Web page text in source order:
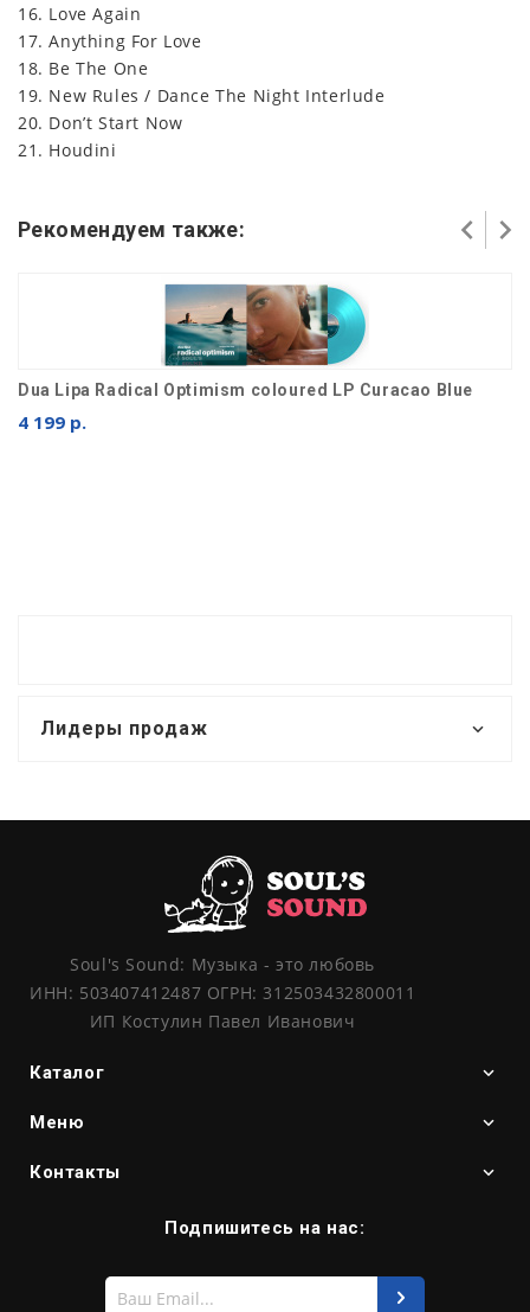
16. Love Again
17. Anything For Love
18. Be The One
19. New Rules / Dance The Night Interlude
20. Don’t Start Now
21. Houdini
Рекомендуем также:
Dua Lipa Radical Optimism coloured LP Curacao Blue
4 199 р.
Лидеры продаж
Soul's Sound: Музыка - это любовь
ИНН: 503407412487 ОГРН: 312503432800011
ИП Костулин Павел Иванович
Каталог
Меню
Контакты
Подпишитесь на нас:
Введите